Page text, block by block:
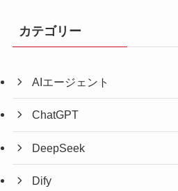
カテゴリー
AIエージェント
ChatGPT
DeepSeek
Dify